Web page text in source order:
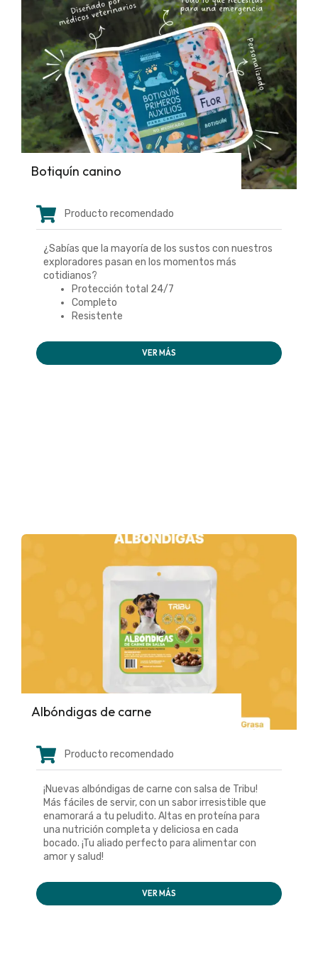
Botiquín canino
Producto recomendado
¿Sabías que la mayoría de los sustos con nuestros
exploradores pasan en los momentos más
cotidianos?
Protección total 24/7
Completo
Resistente
VER MÁS
Albóndigas de carne
Producto recomendado
¡Nuevas albóndigas de carne con salsa de Tribu!
Más fáciles de servir, con un sabor irresistible que
enamorará a tu peludito. Altas en proteína para
una nutrición completa y deliciosa en cada
bocado. ¡Tu aliado perfecto para alimentar con
amor y salud!
VER MÁS